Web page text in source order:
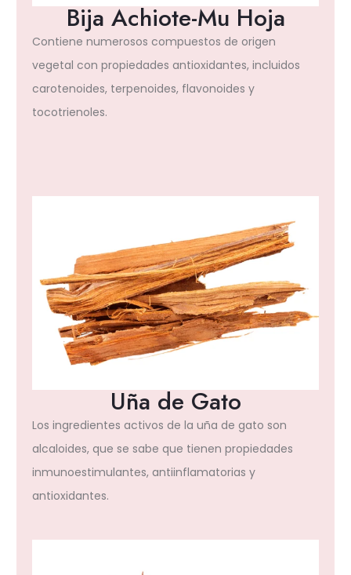
Bija Achiote-Mu Hoja
Contiene numerosos compuestos de origen
vegetal con propiedades antioxidantes, incluidos
carotenoides, terpenoides, flavonoides y
tocotrienoles.
Uña de Gato
Los ingredientes activos de la uña de gato son
alcaloides, que se sabe que tienen propiedades
inmunoestimulantes, antiinflamatorias y
antioxidantes.